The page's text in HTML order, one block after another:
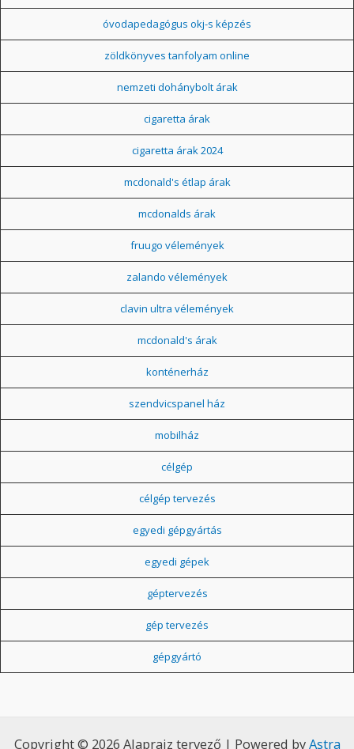
óvodapedagógus okj-s képzés
zöldkönyves tanfolyam online
nemzeti dohánybolt árak
cigaretta árak
cigaretta árak 2024
mcdonald's étlap árak
mcdonalds árak
fruugo vélemények
zalando vélemények
clavin ultra vélemények
mcdonald's árak
konténerház
szendvicspanel ház
mobilház
célgép
célgép tervezés
egyedi gépgyártás
egyedi gépek
géptervezés
gép tervezés
gépgyártó
Copyright © 2026 Alaprajz tervező | Powered byAstra